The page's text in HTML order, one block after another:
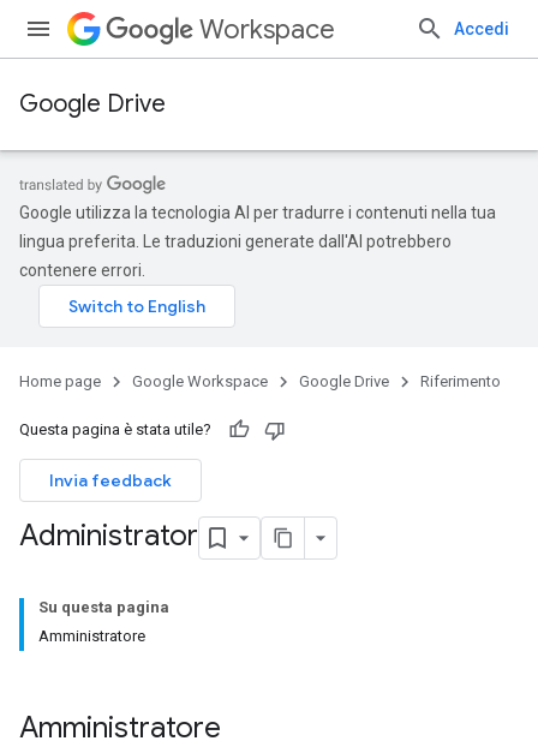
Workspace Accedi
Google Drive
Google utilizza la tecnologia AI per tradurre i contenuti nella tua
lingua preferita. Le traduzioni generate dall'AI potrebbero
contenere errori.
Home page Google Workspace Google Drive Riferimento
Questa pagina è stata utile?
Invia feedback
Administrator
Su questa pagina
Amministratore
Amministratore